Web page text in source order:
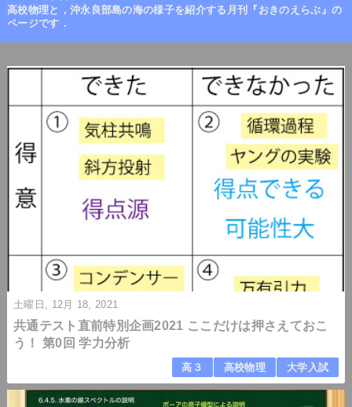
高校物理と，沖永良部島の海の様子を紹介する月刊『おきのえらぶ』の
ページです．
土曜日, 12月 18, 2021
共通テスト直前特別企画2021 ここだけは押さえておこ
う！ 第0回 学力分析
高３ 高校物理 大学入試